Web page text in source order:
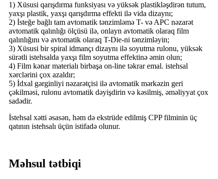
1) Xüsusi qarışdırma funksiyası və yüksək plastikləşdirən tutum,
yaxşı plastik, yaxşı qarışdırma effekti ilə vida dizaynı;
2) İsteğe bağlı tam avtomatik tənzimləmə T- və APC nəzarət
avtomatik qalınlığı ölçüsü ilə, onlayn avtomatik olaraq film
qalınlığını və avtomatik olaraq T-Die-ni tənzimləyin;
3) Xüsusi bir spiral idmançı dizaynı ilə soyutma rulonu, yüksək
sürətli istehsalda yaxşı film soyutma effektinə əmin olun;
4) Film kənar materialı birbaşa on-line təkrar emal. istehsal
xərclərini çox azaldır;
5) İdxal gərginliyi nəzarətçisi ilə avtomatik mərkəzin geri
çəkilməsi, rulonu avtomatik dəyişdirin və kəsilmiş, əməliyyat çox
sadədir.
İstehsal xətti əsasən, həm də ekstrüde edilmiş CPP filminin üç
qatının istehsalı üçün istifadə olunur.
Məhsul tətbiqi